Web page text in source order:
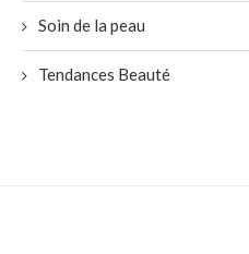
Soin de la peau
Tendances Beauté